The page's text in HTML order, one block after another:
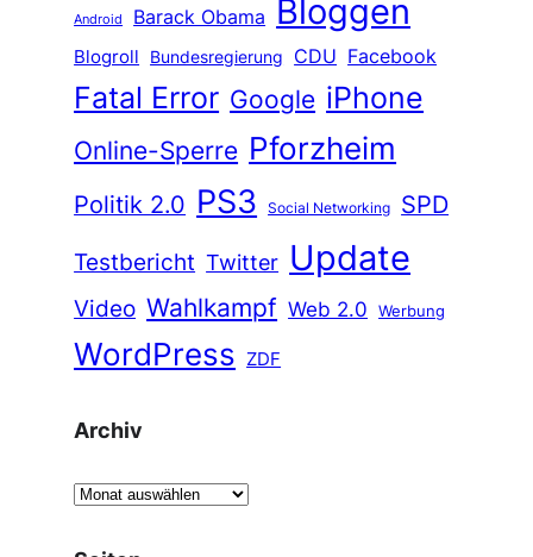
Android Barack Obama Bloggen
Blogroll Bundesregierung CDU Facebook
Fatal Error Google iPhone
Online-Sperre Pforzheim
Politik 2.0 PS3 Social Networking
SPD
Testbericht Twitter Update
Video Wahlkampf Web 2.0 Werbung
WordPress ZDF
Archiv
A
c